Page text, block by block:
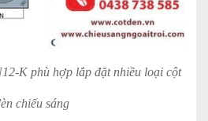
K phù hợp lắp đặt nhiều loại cột
chiếu sáng